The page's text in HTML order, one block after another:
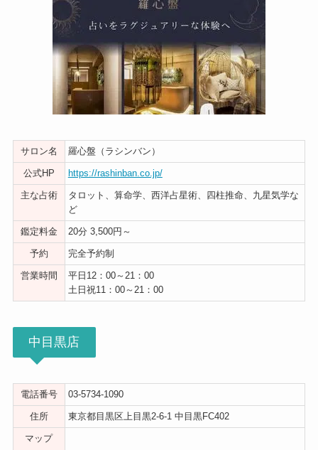
サロン名 羅心盤（ラシンバン）
公式HP https://rashinban.co.jp/
主な占術
タロット、算命学、西洋占星術、四柱推命、九星気学な
ど
鑑定料金 20分 3,500円～
予約 完全予約制
営業時間
平日12：00～21：00
土日祝11：00～21：00
中目黒店
電話番号 03-5734-1090
住所 東京都目黒区上目黒2-6-1 中目黒FC402
マップ